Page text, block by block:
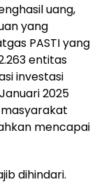
uang,
yang
PASTI yang
entitas
investasi
2025
mencapai
dihindari.